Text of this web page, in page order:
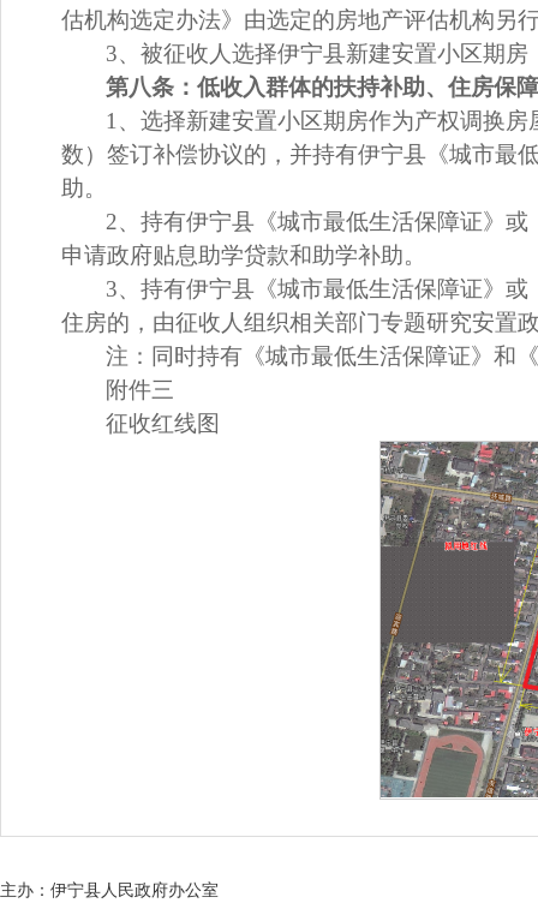
估机构选定办法》 由选定的房地产评估机构另
3、被征收人选择伊宁县新建安置小区期房
第八条：低收入群体的扶持补助、住房保
1、选择新建安置小区期房作为产权调换房
数）签订补偿协议的， 并持有伊宁县《城市最
助。
2、持有伊宁县《城市最低生活保障证》
申请政府贴息助学贷款和助学补助。
3、持有伊宁县《城市最低生活保障证》
住房的，由征收人组织相关部门专题研究安置
注：同时持有《城市最低生活保障证》和
附件三
征收红线图
主办：伊宁县人民政府办公室